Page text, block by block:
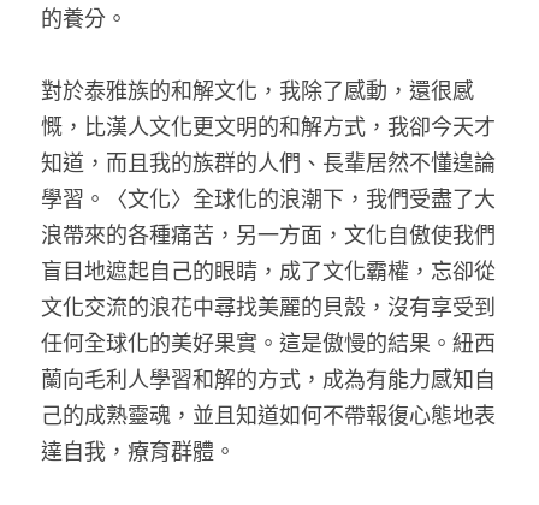
的養分。
對於泰雅族的和解文化，我除了感動，還很感
慨，比漢人文化更文明的和解方式，我卻今天才
知道，而且我的族群的人們、長輩居然不懂遑論
學習。〈文化〉全球化的浪潮下，我們受盡了大
浪帶來的各種痛苦，另一方面，文化自傲使我們
盲目地遮起自己的眼睛，成了文化霸權，忘卻從
文化交流的浪花中尋找美麗的貝殼，沒有享受到
任何全球化的美好果實。這是傲慢的結果。紐西
蘭向毛利人學習和解的方式，成為有能力感知自
己的成熟靈魂，並且知道如何不帶報復心態地表
達自我，療育群體。